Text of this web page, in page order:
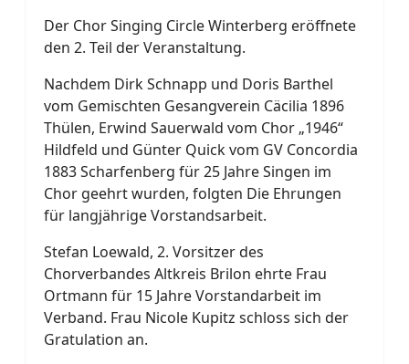
Der Chor Singing Circle Winterberg eröffnete
den 2. Teil der Veranstaltung.
Nachdem Dirk Schnapp und Doris Barthel
vom Gemischten Gesangverein Cäcilia 1896
Thülen, Erwind Sauerwald vom Chor „1946“
Hildfeld und Günter Quick vom GV Concordia
1883 Scharfenberg für 25 Jahre Singen im
Chor geehrt wurden, folgten Die Ehrungen
für langjährige Vorstandsarbeit.
Stefan Loewald, 2. Vorsitzer des
Chorverbandes Altkreis Brilon ehrte Frau
Ortmann für 15 Jahre Vorstandarbeit im
Verband. Frau Nicole Kupitz schloss sich der
Gratulation an.